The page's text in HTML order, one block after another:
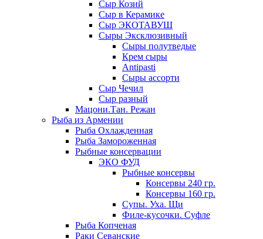
Сыр Козий
Сыр в Керамике
Сыр ЭКОТАВУШ
Сыры Эксклюзивный
Сыры полутведые
Крем сыры
Antipasti
Сыры ассорти
Сыр Чечил
Сыр разный
Мацони.Тан. Режан
Рыба из Армении
Рыба Охлажденная
Рыба Замороженная
Рыбные консервации
ЭКО ФУД
Рыбные консервы
Консервы 240 гр.
Консервы 160 гр.
Супы. Уха. Щи
Филе-кусочки. Суфле
Рыба Копченая
Раки Севанские